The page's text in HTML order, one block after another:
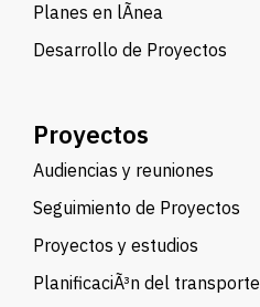
Planes en lÃ­nea
Desarrollo de Proyectos
Proyectos
Audiencias y reuniones
Seguimiento de Proyectos
Proyectos y estudios
PlanificaciÃ³n del transporte